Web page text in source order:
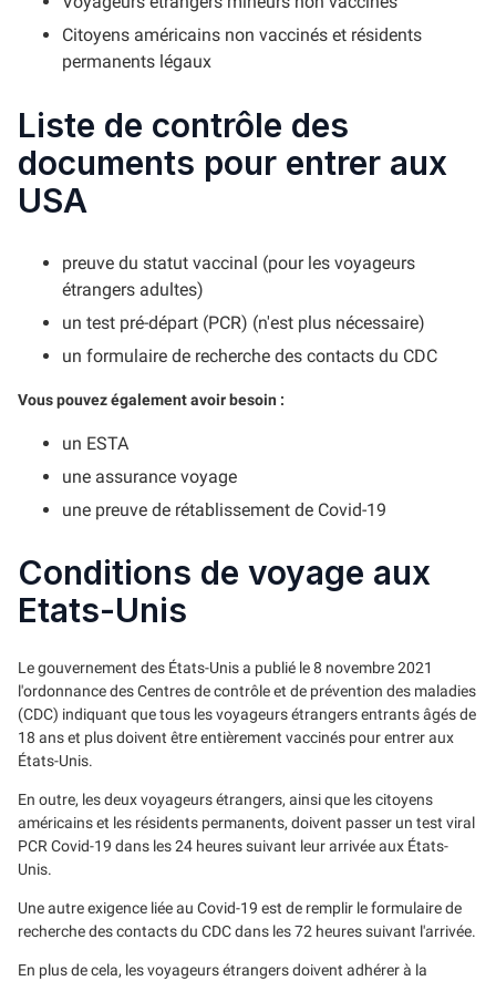
Citoyens américains non vaccinés et résidents
permanents légaux
Liste de contrôle des
documents pour entrer aux
USA
preuve du statut vaccinal (pour les voyageurs
étrangers adultes)
un test pré-départ (PCR) (n'est plus nécessaire)
un formulaire de recherche des contacts du CDC
Vous pouvez également avoir besoin :
un ESTA
une assurance voyage
une preuve de rétablissement de Covid-19
Conditions de voyage aux
Etats-Unis
Le gouvernement des États-Unis a publié le 8 novembre 2021
l'ordonnance des Centres de contrôle et de prévention des maladies
(CDC) indiquant que tous les voyageurs étrangers entrants âgés de
18 ans et plus doivent être entièrement vaccinés pour entrer aux
États-Unis.
En outre, les deux voyageurs étrangers, ainsi que les citoyens
américains et les résidents permanents, doivent passer un test viral
PCR Covid-19 dans les 24 heures suivant leur arrivée aux États-
Unis.
Une autre exigence liée au Covid-19 est de remplir le formulaire de
recherche des contacts du CDC dans les 72 heures suivant l'arrivée.
En plus de cela, les voyageurs étrangers doivent adhérer à la